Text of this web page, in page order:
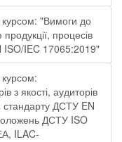
курсом: "Вимоги до
процесів
ISO/IEC 17065:2019"
з якості, аудиторів
стандарту ДСТУ EN
ДСТУ ISO
ILAC-